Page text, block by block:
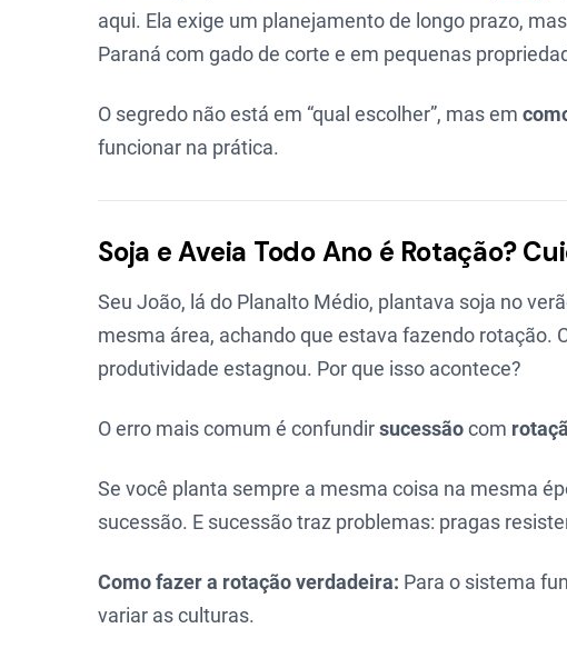
aqui. Ela exige um planejamento de longo prazo,
Paraná com gado de corte e em pequenas
O segredo não está em “qual escolher”, mas em
funcionar na prática.
Soja e Aveia Todo Ano é Rotação?
Seu João, lá do Planalto Médio, plantava soja no
mesma área, achando que estava fazendo rotação.
produtividade estagnou. Por que isso acontece?
O erro mais comum é confundirsucessãocom
Se você planta sempre a mesma coisa na mesma
sucessão. E sucessão traz problemas: pragas
Como fazer a rotação verdadeira: Para o sistema
variar as culturas.